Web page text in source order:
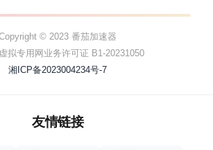
© 2023 番茄加速器
拟专用网业务许可证 B1-20231050
湘ICP备2023004234号-7
友情链接